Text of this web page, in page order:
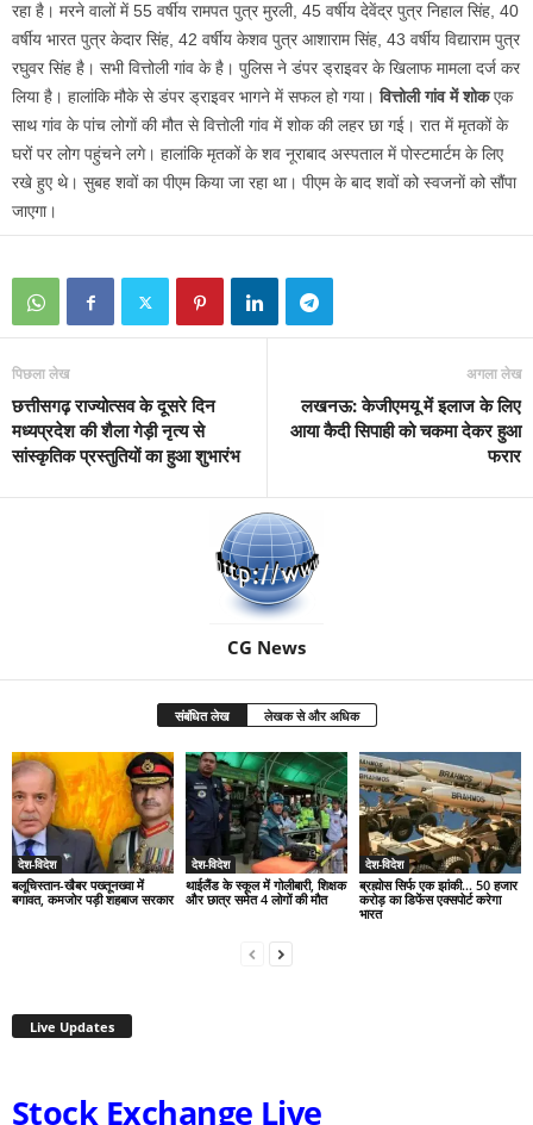
रहा है। मरने वालों में 55 वर्षीय रामपत पुत्र मुरली, 45 वर्षीय देवेंद्र पुत्र निहाल सिंह, 40
वर्षीय भारत पुत्र केदार सिंह, 42 वर्षीय केशव पुत्र आशाराम सिंह, 43 वर्षीय विद्याराम पुत्र
रघुवर सिंह है। सभी वित्तोली गांव के है। पुलिस ने डंपर ड्राइवर के खिलाफ मामला दर्ज कर
लिया है। हालांकि मौके से डंपर ड्राइवर भागने में सफल हो गया।वित्तोली गांव में शोकएक
साथ गांव के पांच लोगाें की मौत से वित्ताेली गांव में शोक की लहर छा गई। रात में मृतकों के
घरों पर लोग पहुंचने लगे। हालांकि मृतकों के शव नूराबाद अस्पताल में पोस्टमार्टम के लिए
रखे हुए थे। सुबह शवों का पीएम किया जा रहा था। पीएम के बाद शवों को स्वजनाें को सौंपा
जाएगा।
पिछला लेख
छत्तीसगढ़ राज्योत्सव के दूसरे दिन
मध्यप्रदेश की शैला गेड़ी नृत्य से
सांस्कृतिक प्रस्तुतियों का हुआ शुभारंभ
अगला लेख
लखनऊ: केजीएमयू में इलाज के लिए
आया कैदी सिपाही को चकमा देकर हुआ
फरार
CG News
संबंधित लेख लेखक से और अधिक
देश-विदेश
बलूचिस्तान-खैबर पख्तूनख्वा में
बगावत, कमजोर पड़ी शहबाज सरकार
देश-विदेश
थाईलैंड के स्कूल में गोलीबारी, शिक्षक
और छात्र समेत 4 लोगों की मौत
देश-विदेश
ब्रह्मोस सिर्फ एक झांकी… 50 हजार
करोड़ का डिफेंस एक्सपोर्ट करेगा
भारत
Live Updates
Stock Exchange Live